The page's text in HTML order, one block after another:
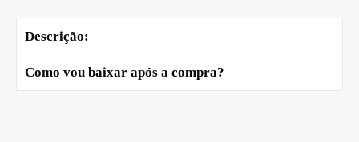
Descrição:
Como vou baixar após a compra?